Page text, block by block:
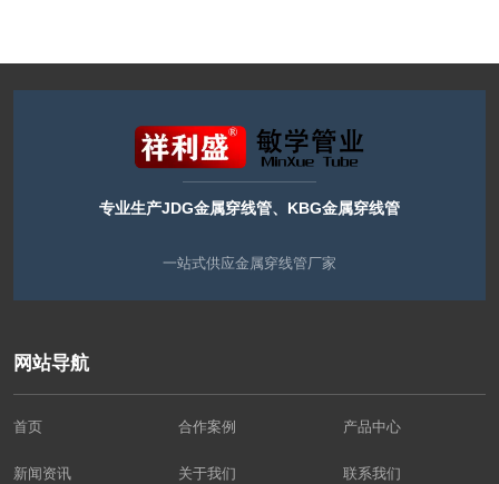
专业生产JDG金属穿线管、KBG金属穿线管
一站式供应金属穿线管厂家
网站导航
首页 合作案例 产品中心
新闻资讯 关于我们 联系我们